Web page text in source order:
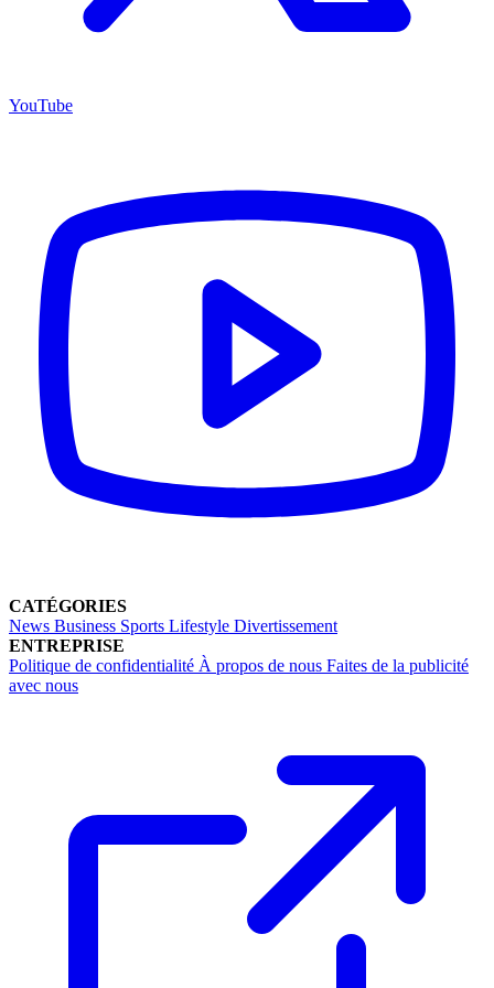
YouTube
CATÉGORIES
News Business Sports Lifestyle Divertissement
ENTREPRISE
Politique de confidentialité À propos de nous Faites de la publicité
avec nous